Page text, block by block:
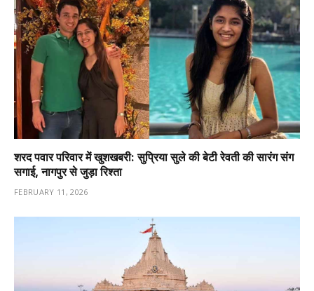
शरद पवार परिवार में खुशखबरी: सुप्रिया सुले की बेटी रेवती की सारंग संग
सगाई, नागपुर से जुड़ा रिश्ता
FEBRUARY 11, 2026